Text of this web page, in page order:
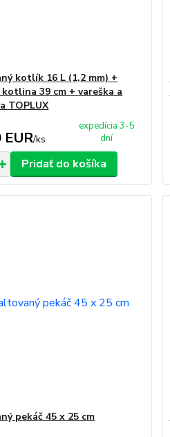
kotlík 16 L (1,2 mm) +
39 cm + vareška a
TOPLUX
EUR/ks
expedícia 3-5
dní
Pridať do košíka
pekáč 45 x 25 cm